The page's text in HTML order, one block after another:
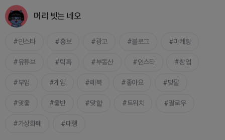
머리 빗는 네오
인스타 홍보 광고 블로그 마케팅
유튜브 틱톡 부동산 인스타 창업
부업 게임 페북 좋아요 맞팔
맞좋 좋반 맞핱 트위치 팔로우
가상화폐 대행